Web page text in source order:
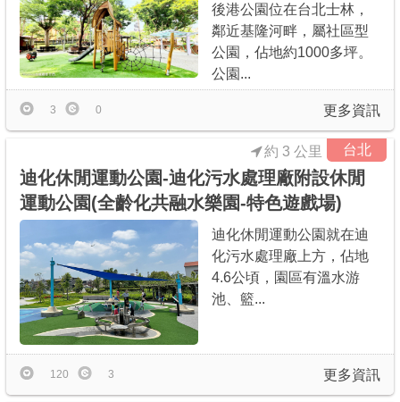
後港公園位在台北士林，
鄰近基隆河畔，屬社區型
公園，佔地約1000多坪。
公園...
更多資訊
3 0
台北
迪化休閒運動公園-迪化污水處理廠附設休閒
運動公園(全齡化共融水樂園-特色遊戲場)
約 3 公里
迪化休閒運動公園就在迪
化污水處理廠上方，佔地
4.6公頃，園區有溫水游
池、籃...
更多資訊
120 3